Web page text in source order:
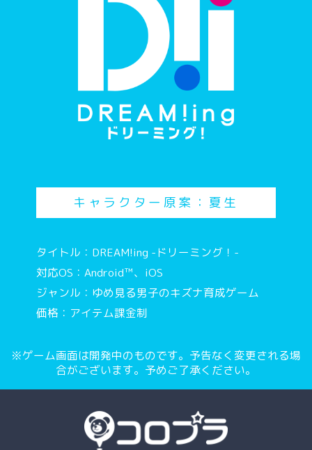
キャラクター原案：夏生
タイトル：DREAM!ing -ドリーミング！-
対応OS：Android™、iOS
ジャンル：ゆめ見る男子のキズナ育成ゲーム
価格：アイテム課金制
※ゲーム画面は開発中のものです。予告なく変更される場
合がございます。予めご了承ください。